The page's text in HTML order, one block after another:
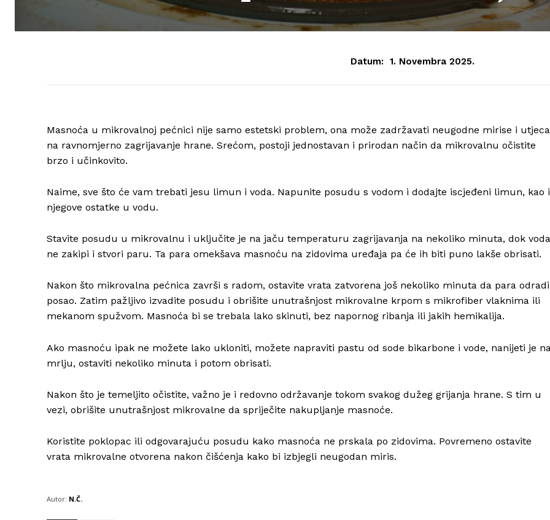
O nama
Kontakt
Datum: 1. Novembra 2025.
Masnoća u mikrovalnoj pećnici nije samo estetski problem, ona može zadržavati neugodne mirise i
na ravnomjerno zagrijavanje hrane. Srećom, postoji jednostavan i prirodan način da mikrovalnu očistite
brzo i učinkovito.
Naime, sve što će vam trebati jesu limun i voda. Napunite posudu s vodom i dodajte iscjeđeni limun, kao i
njegove ostatke u vodu.
Stavite posudu u mikrovalnu i uključite je na jaču temperaturu zagrijavanja na nekoliko minuta, dok voda
ne zakipi i stvori paru. Ta para omekšava masnoću na zidovima uređaja pa će ih biti puno lakše obrisati.
Nakon što mikrovalna pećnica završi s radom, ostavite vrata zatvorena još nekoliko minuta da para odradi
posao. Zatim pažljivo izvadite posudu i obrišite unutrašnjost mikrovalne krpom s mikrofiber vlaknima ili
mekanom spužvom. Masnoća bi se trebala lako skinuti, bez napornog ribanja ili jakih hemikalija.
Ako masnoću ipak ne možete lako ukloniti, možete napraviti pastu od sode bikarbone i vode, nanijeti je
mrlju, ostaviti nekoliko minuta i potom obrisati.
Nakon što je temeljito očistite, važno je i redovno održavanje tokom svakog dužeg grijanja hrane. S tim u
vezi, obrišite unutrašnjost mikrovalne da spriječite nakupljanje masnoće.
Koristite poklopac ili odgovarajuću posudu kako masnoća ne prskala po zidovima. Povremeno ostavite
vrata mikrovalne otvorena nakon čišćenja kako bi izbjegli neugodan miris.
Autor: N.Č.